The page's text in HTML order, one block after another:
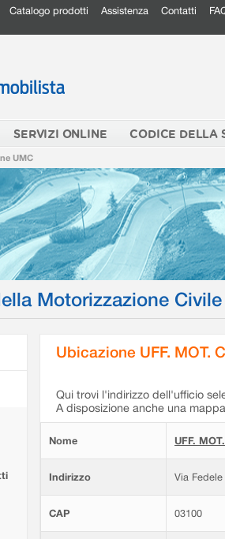
Catalogo prodotti Assistenza Contatti
SERVIZI ONLINE CODICE DELLA
UMC
Motorizzazione Civile
Ubicazione UFF. MOT.
Qui trovi l'indirizzo dell'ufficio
A disposizione anche una
Nome UFF.
Indirizzo Via Fedele
CAP 03100